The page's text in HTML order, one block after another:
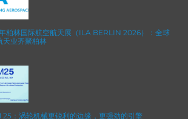
柏林国际航空航天展（ILA BERLIN 2026）：全球
天业齐聚柏林
25：涡轮机械更锐利的边缘，更强劲的引擎